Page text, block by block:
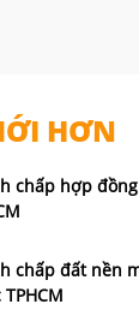
HƠN
chấp hợp
chấp đất nền